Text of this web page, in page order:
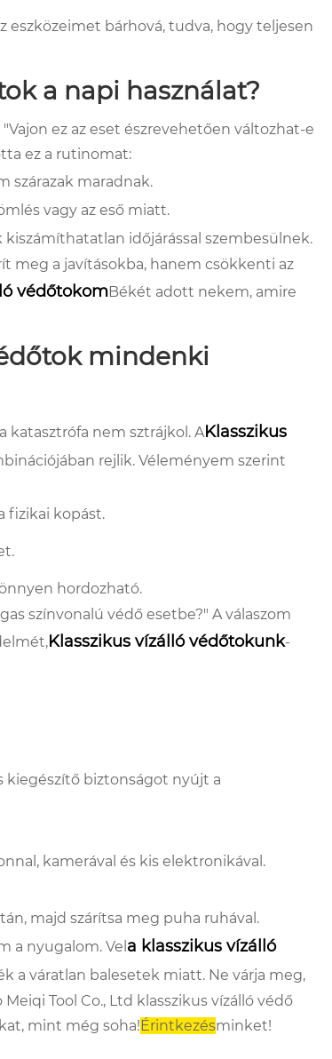
eszközeimet bárhová, tudva, hogy teljesen
a napi használat?
ez az eset észrevehetően változhat-e
ez a rutinomat:
szárazak maradnak.
vagy az eső miatt.
időjárással szembesülnek.
meg a javításokba, hanem csökkenti az
védőtokomBékét adott nekem, amire
mindenki
katasztrófa nem sztrájkol. AKlasszikus
rejlik. Véleményem szerint
fizikai kopást.
hordozható.
színvonalú védő esetbe?" A válaszom
Klasszikus vízálló védőtokunk-
kiegészítő biztonságot nyújt a
kamerával és kis elektronikával.
majd szárítsa meg puha ruhával.
a nyugalom. Vel a klasszikus vízálló
a váratlan balesetek miatt. Ne várja meg,
Tool Co., Ltd klasszikus vízálló védő
mint még soha!Érintkezésminket!